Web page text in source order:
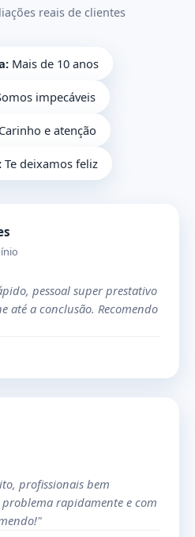
reais de clientes
Mais de 10 anos
impecáveis
Carinho e atenção
Te deixamos feliz
pessoal super prestativo
até a conclusão. Recomendo
profissionais bem
rapidamente e com